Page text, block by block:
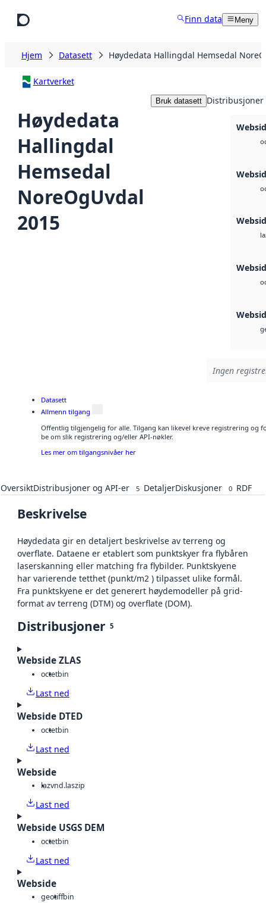
Finn data Meny
Hjem Datasett Høydedata Hallingdal Hemsedal
Kartverket
Høydedata
Hallingdal
Hemsedal
NoreOgUvdal
2015
Bruk datasett Distribusjoner
Ingen
Datasett
Allmenn tilgang
Offentlig tilgjengelig for alle. Tilgang kan likevel kreve registrering og
be om slik registrering og/eller API-nøkler.
Les mer om tilgangsnivåer her
OversiktDistribusjoner og API-er 5 DetaljerDiskusjoner 0 RDF
Beskrivelse
Høydedata gir en detaljert beskrivelse av terreng og
overflate. Dataene er etablert som punktskyer fra flybåren
laserskanning eller matching fra flybilder. Punktskyene
har varierende tetthet (punkt/m2 ) tilpasset ulike formål.
Fra punktskyene er det generert høydemodeller på grid-
format av terreng (DTM) og overflate (DOM).
Distribusjoner 5
Webside ZLAS
octetbin
Last ned
Webside DTED
octetbin
Last ned
Webside
lazvnd.laszip
Last ned
Webside USGS DEM
octetbin
Last ned
Webside
geotiffbin